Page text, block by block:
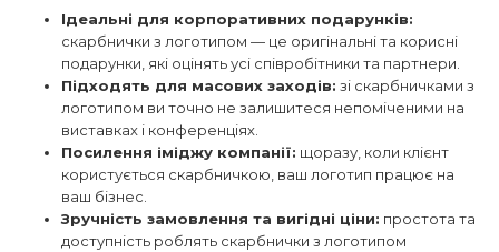
Ідеальні для корпоративних подарунків:
скарбнички з логотипом — це оригінальні та корисні
подарунки, які оцінять усі співробітники та партнери.
Підходять для масових заходів: зі скарбничками з
логотипом ви точно не залишитеся непоміченими на
виставках і конференціях.
Посилення іміджу компанії: щоразу, коли клієнт
користується скарбничкою, ваш логотип працює на
ваш бізнес.
Зручність замовлення та вигідні ціни: простота та
доступність роблять скарбнички з логотипом